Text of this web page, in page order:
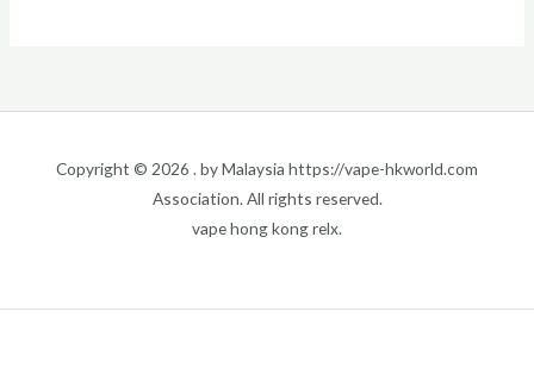
Copyright © 2026 . by Malaysia https://vape-hkworld.com
Association. All rights reserved.
vape hong kong relx.